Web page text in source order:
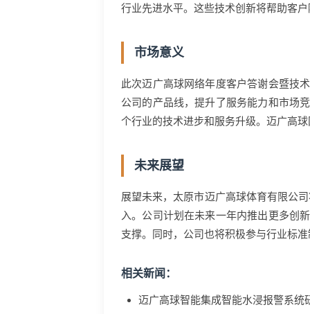
行业先进水平。这些技术创新将帮助客
市场意义
此次迈广高球网络年度客户答谢会暨技
公司的产品线，提升了服务能力和市场
个行业的技术进步和服务升级。迈广高
未来展望
展望未来，太原市迈广高球体育有限公
入。公司计划在未来一年内推出更多创
支撑。同时，公司也将积极参与行业标
相关新闻：
迈广高球智能集成智能水浸报警系统